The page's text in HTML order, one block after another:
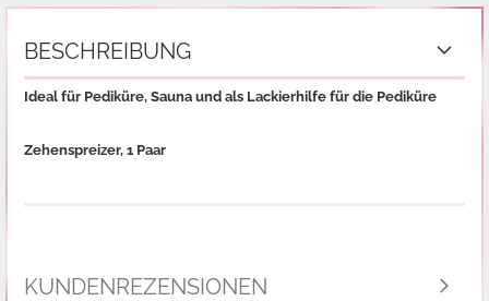
BESCHREIBUNG
Ideal für Pediküre, Sauna und als Lackierhilfe für die Pediküre
Zehenspreizer, 1 Paar
KUNDENREZENSIONEN